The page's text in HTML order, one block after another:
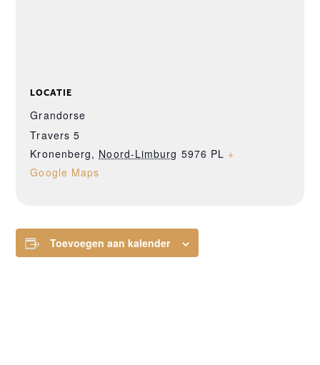
LOCATIE
Grandorse
Travers 5
Kronenberg, Noord-Limburg 5976 PL +
Google Maps
Toevoegen aan kalender